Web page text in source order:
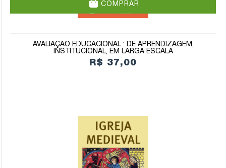
COMPRAR
AVALIAÇÃO EDUCACIONAL : DE APRENDIZAGEM,
INSTITUCIONAL, EM LARGA ESCALA
R$ 37,00